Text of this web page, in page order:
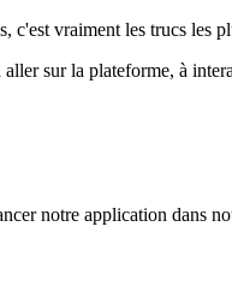
c'est vraiment les trucs les
sur la plateforme, à
notre application dans